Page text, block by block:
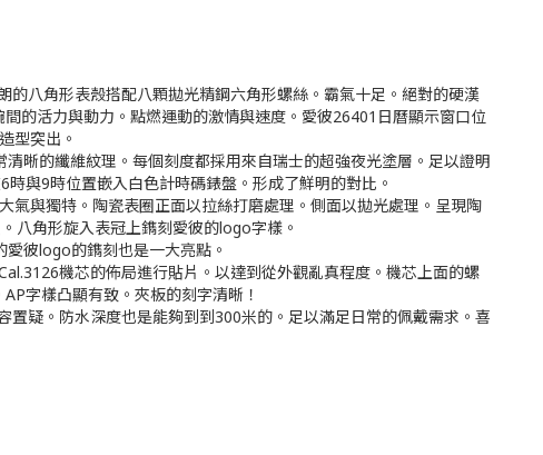
八角形表殼搭配八顆拋光精鋼六角形螺絲。霸氣十足。絕對的硬漢
的活力與動力。點燃運動的激情與速度。愛彼26401日曆顯示窗口位
型突出。
晰的纖維紋理。每個刻度都採用來自瑞士的超強夜光塗層。足以證明
與9時位置嵌入白色計時碼錶盤。形成了鮮明的對比。
氣與獨特。陶瓷表圈正面以拉絲打磨處理。側面以拋光處理。呈現陶
八角形旋入表冠上鐫刻愛彼的logo字樣。
彼logo的鐫刻也是一大亮點。
機芯的佈局進行貼片。以達到從外觀亂真程度。機芯上面的螺
字樣凸顯有致。夾板的刻字清晰！
疑。防水深度也是能夠到到300米的。足以滿足日常的佩戴需求。喜